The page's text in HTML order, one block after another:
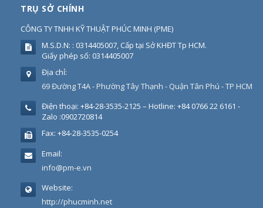
TRỤ SỞ CHÍNH
CÔNG TY TNHH KỸ THUẬT PHÚC MINH (PME)
M.S.D.N: : 0314405007, Cấp tại Sở KHĐT Tp HCM.
Giấy phép số: 0314405007
Địa chỉ:
69 Đường T4A - Phường Tây Thạnh - Quận Tân Phú - TP HCM
Điện thoại: +84-28-3535-2125 – Hotline: +84 0766 22 6161 -
Zalo :0902720814
Fax: +84-28-3535-0254
Email:
info@pm-e.vn
Website:
http://phucminh.net